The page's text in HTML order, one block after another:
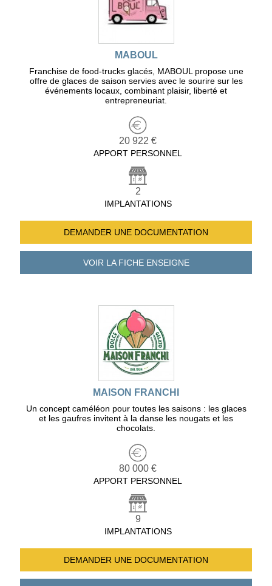
MABOUL
Franchise de food-trucks glacés, MABOUL propose une
offre de glaces de saison servies avec le sourire sur les
événements locaux, combinant plaisir, liberté et
entrepreneuriat.
20 922 €
APPORT PERSONNEL
2
IMPLANTATIONS
DEMANDER UNE DOCUMENTATION
VOIR LA FICHEENSEIGNE
MAISON FRANCHI
Un concept caméléon pour toutes les saisons : les glaces
et les gaufres invitent à la danse les nougats et les
chocolats.
80 000 €
APPORT PERSONNEL
9
IMPLANTATIONS
DEMANDER UNE DOCUMENTATION